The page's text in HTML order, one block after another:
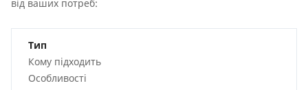
від ваших потреб:
Тип
Кому підходить
Особливості